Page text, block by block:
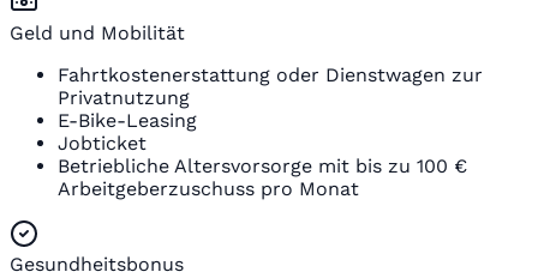
Geld und Mobilität
Fahrtkostenerstattung oder Dienstwagen zur
Privatnutzung
E-Bike-Leasing
Jobticket
Betriebliche Altersvorsorge mit bis zu 100 €
Arbeitgeberzuschuss pro Monat
Gesundheitsbonus